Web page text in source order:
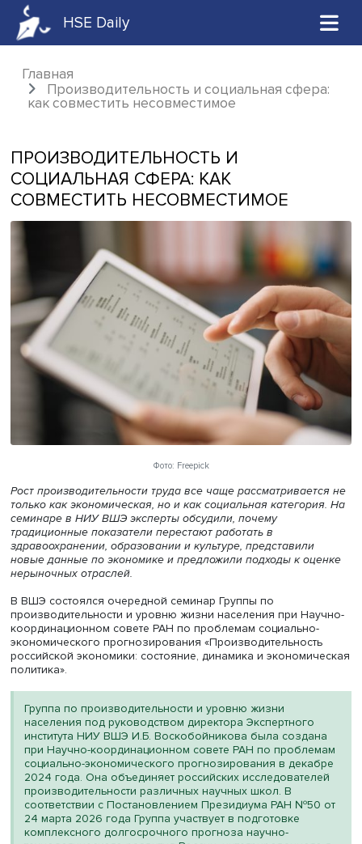
HSE Daily
Главная
Производительность и социальная
ПРОИЗВОДИТЕЛЬНОСТЬ И
СОЦИАЛЬНАЯ СФЕРА: КАК
СОВМЕСТИТЬ НЕСОВМЕСТИМОЕ
Фото: Freepick
Рост производительности труда все чаще
только как экономическая, но и как социальная
семинаре в НИУ ВШЭ эксперты обсудили, почему
традиционные показатели перестают работать в
здравоохранении, образовании и культуре, представили
новые данные по экономике и предложили подходы к
нерыночных отраслей.
В ВШЭ состоялся очередной семинар Группы по
производительности и уровню жизни населения при
координационном совете РАН по проблемам
экономического прогнозирования
российской экономики: состояние, динамика и
политика».
Группа по производительности и уровню жизни
населения под руководством директора Экспертного